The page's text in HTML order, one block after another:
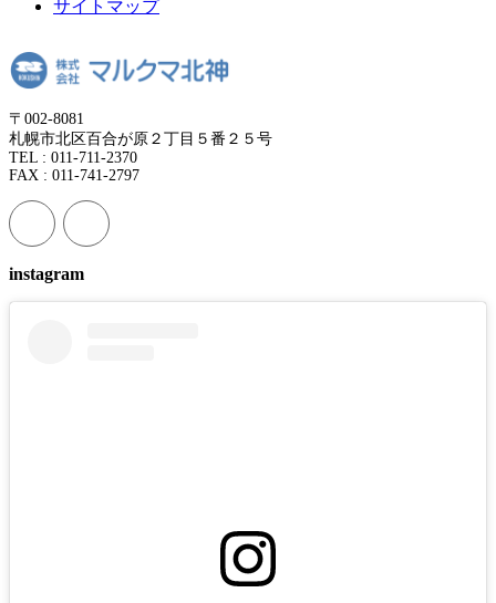
サイトマップ
〒002-8081
札幌市北区百合が原２丁目５番２５号
TEL : 011-711-2370
FAX : 011-741-2797
instagram